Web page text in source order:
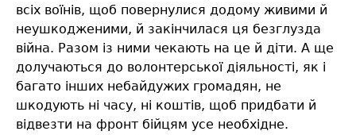
всіх воїнів, щоб повернулися додому живими й
неушкодженими, й закінчилася ця безглузда
війна. Разом із ними чекають на це й діти. А ще
долучаються до волонтерської діяльності, як і
багато інших небайдужих громадян, не
шкодують ні часу, ні коштів, щоб придбати й
відвезти на фронт бійцям усе необхідне.